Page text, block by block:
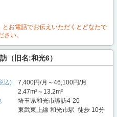
とお電話でお伝えいただくとどなたで
い。
（旧名:和光6）
込)
7,400円/月～46,100円/月
2.47m²～13.2m²
埼玉県和光市諏訪4-20
東武東上線 和光市駅 徒歩 10分